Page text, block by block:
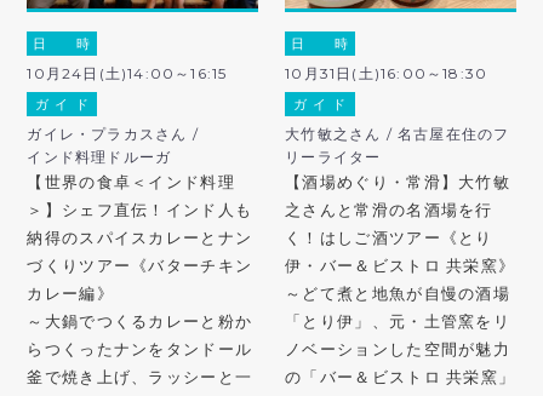
日 時
10月24日(土)14:00～16:15
ガ イ ド
ガイレ・プラカスさん /
インド料理ドルーガ
【世界の食卓＜インド料理
＞】シェフ直伝！インド人も
納得のスパイスカレーとナン
づくりツアー《バターチキン
カレー編》
～大鍋でつくるカレーと粉か
らつくったナンをタンドール
釜で焼き上げ、ラッシーと一
日 時
10月31日(土)16:00～18:30
ガ イ ド
大竹敏之さん / 名古屋在住のフ
リーライター
【酒場めぐり・常滑】大竹敏
之さんと常滑の名酒場を行
く！はしご酒ツアー《とり
伊・バー＆ビストロ 共栄窯》
～どて煮と地魚が自慢の酒場
「とり伊」、元・土管窯をリ
ノベーションした空間が魅力
の「バー＆ビストロ 共栄窯」